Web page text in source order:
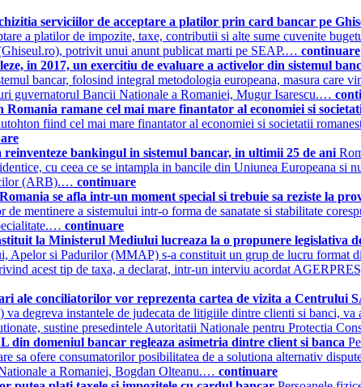
serviciilor de acceptare a platilor prin card bancar pe
a platilor de impozite, taxe, contributii si alte sume cuvenite
potrivit unui anunt publicat marti pe SEAP.… continuare
in 2017, un exercitiu de evaluare a activelor din sistemul
bancar, folosind integral metodologia europeana, masura care
guvernatorul Bancii Nationale a Romaniei, Mugur Isarescu.…
ramane cel mai mare finantator al economiei si
fiind cel mai mare finantator al economiei si societatii
bankingul in sistemul bancar, in ultimii 25 de ani
cu ceea ce se intampla in bancile din Uniunea Europeana si
(ARB).… continuare
se afla intr-un moment special si trebuie sa reziste la
mentinere a sistemului intr-o forma de sanatate si stabilitate
continuare
la Ministerul Mediului lucreaza la o propunere legislativa
Apelor si Padurilor (MMAP) s-a constituit un grup de lucru
acest tip de taxa, a declarat, intr-un interviu acordat
ale conciliatorilor vor reprezenta cartea de vizita a Centrului
degreva instantele de judecata de litigiile dintre clienti si banci, va
sustine presedintele Autoritatii Nationale pentru Protectia
din domeniul bancar regleaza asimetria dintre client si banca
sa ofere consumatorilor posibilitatea de a solutiona alternativ
a Romaniei, Bogdan Olteanu.… continuare